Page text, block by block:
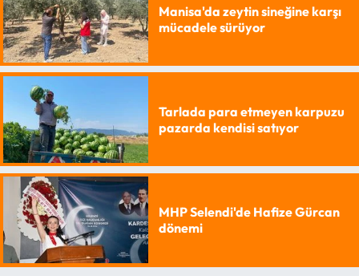
Manisa'da zeytin sineğine karşı
mücadele sürüyor
Tarlada para etmeyen karpuzu
pazarda kendisi satıyor
MHP Selendi'de Hafize Gürcan
dönemi